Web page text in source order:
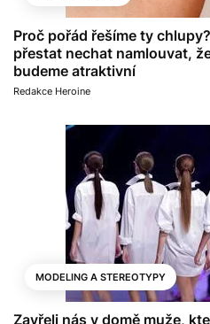
Proč pořád řešíme ty
přestat nechat namlouvat,
budeme atraktivní
Redakce Heroine
MODELING A STEREOTYPY
Zavřeli nás v domě muže,